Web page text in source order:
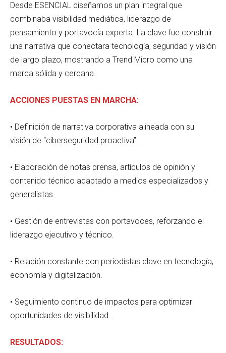
Desde ESENCIAL diseñamos un plan integral que
combinaba visibilidad mediática, liderazgo de
pensamiento y portavocía experta. La clave fue construir
una narrativa que conectara tecnología, seguridad y visión
de largo plazo, mostrando a Trend Micro como una
marca sólida y cercana.
ACCIONES PUESTAS EN MARCHA:
• Definición de narrativa corporativa alineada con su
visión de “ciberseguridad proactiva”.
• Elaboración de notas prensa, artículos de opinión y
contenido técnico adaptado a medios especializados y
generalistas.
• Gestión de entrevistas con portavoces, reforzando el
liderazgo ejecutivo y técnico.
• Relación constante con periodistas clave en tecnología,
economía y digitalización.
• Seguimiento continuo de impactos para optimizar
oportunidades de visibilidad.
RESULTADOS: